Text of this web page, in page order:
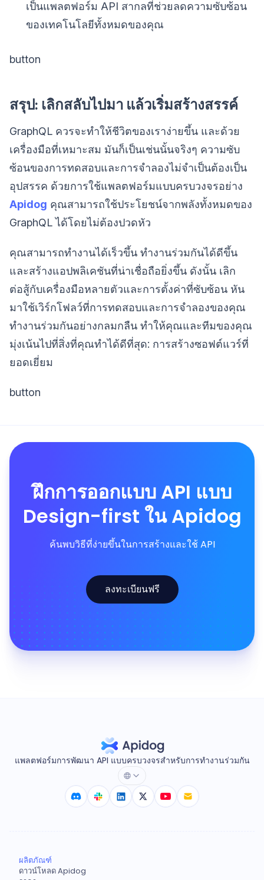
เป็นแพลตฟอร์ม API สากลที่ช่วยลดความซับซ้อน
ของเทคโนโลยีทั้งหมดของคุณ
button
สรุป: เลิกสลับไปมา แล้วเริ่มสร้างสรรค์
GraphQL ควรจะทำให้ชีวิตของเราง่ายขึ้น และด้วย
เครื่องมือที่เหมาะสม มันก็เป็นเช่นนั้นจริงๆ ความซับ
ซ้อนของการทดสอบและการจำลองไม่จำเป็นต้องเป็น
อุปสรรค ด้วยการใช้แพลตฟอร์มแบบครบวงจรอย่าง
Apidog คุณสามารถใช้ประโยชน์จากพลังทั้งหมดของ
GraphQL ได้โดยไม่ต้องปวดหัว
คุณสามารถทำงานได้เร็วขึ้น ทำงานร่วมกันได้ดีขึ้น
และสร้างแอปพลิเคชันที่น่าเชื่อถือยิ่งขึ้น ดังนั้น เลิก
ต่อสู้กับเครื่องมือหลายตัวและการตั้งค่าที่ซับซ้อน หัน
มาใช้เวิร์กโฟลว์ที่การทดสอบและการจำลองของคุณ
ทำงานร่วมกันอย่างกลมกลืน ทำให้คุณและทีมของคุณ
มุ่งเน้นไปที่สิ่งที่คุณทำได้ดีที่สุด: การสร้างซอฟต์แวร์ที่
ยอดเยี่ยม
button
ฝึกการออกแบบ API แบบ
Design-first ใน Apidog
ค้นพบวิธีที่ง่ายขึ้นในการสร้างและใช้ API
ลงทะเบียนฟรี
แพลตฟอร์มการพัฒนา API แบบครบวงจรสำหรับการทำงานร่วมกัน
ผลิตภัณฑ์
ดาวน์โหลด Apidog